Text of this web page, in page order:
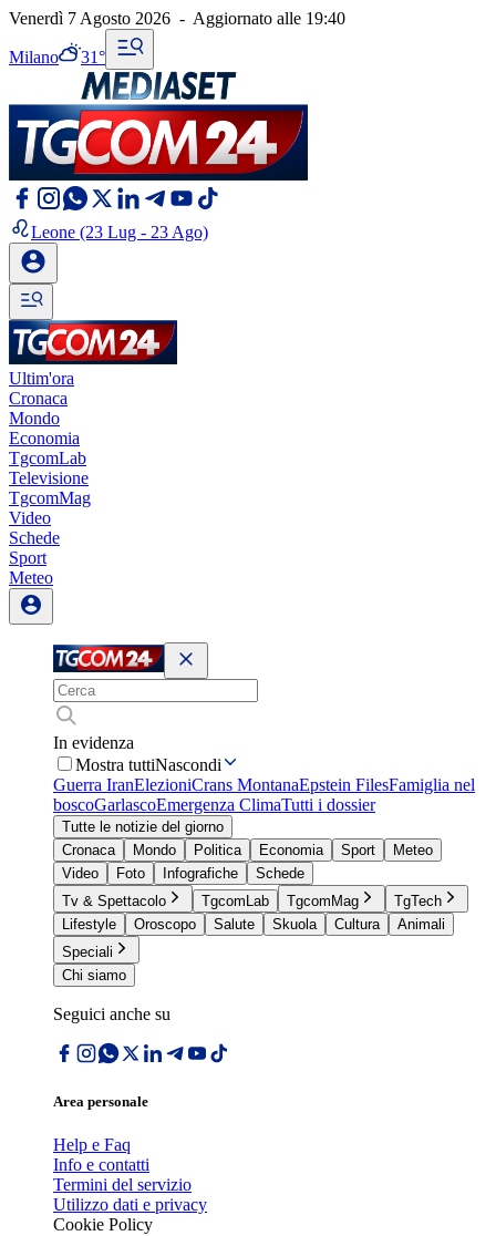
Venerdì 7 Agosto 2026 - Aggiornato alle 19:40
Milano 31°
Leone (23 Lug - 23 Ago)
Ultim'ora
Cronaca
Mondo
Economia
TgcomLab
Televisione
TgcomMag
Video
Schede
Sport
Meteo
In evidenza
Mostra tuttiNascondi
Guerra IranElezioniCrans MontanaEpstein FilesFamiglia nel
boscoGarlascoEmergenza ClimaTutti i dossier
Tutte le notizie del giorno
Cronaca
Mondo Politica Economia Sport
Meteo
Video
Foto Infografiche
Schede
Tv & Spettacolo
TgcomLab TgcomMag
TgTech
Lifestyle
Oroscopo Salute Skuola Cultura
Animali
Speciali
Chi siamo
Seguici anche su
Area personale
Help e Faq
Info e contatti
Termini del servizio
Utilizzo dati e privacy
Cookie Policy